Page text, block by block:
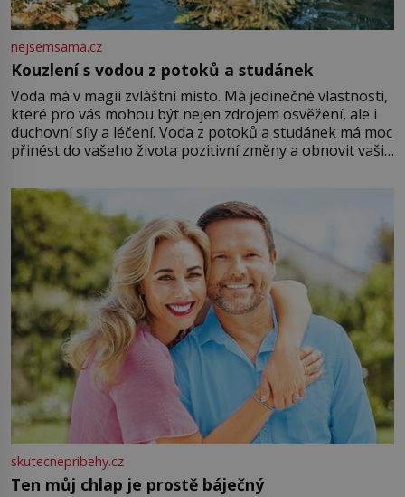
nejsemsama.cz
Kouzlení s vodou z potoků a studánek
Voda má v magii zvláštní místo. Má jedinečné vlastnosti,
které pro vás mohou být nejen zdrojem osvěžení, ale i
duchovní síly a léčení. Voda z potoků a studánek má moc
přinést do vašeho života pozitivní změny a obnovit vaši
můžete obohatit své rituály a přinést do svého života
větší harmonii a klid. Je důležité
skutecnepribehy.cz
Ten můj chlap je prostě báječný